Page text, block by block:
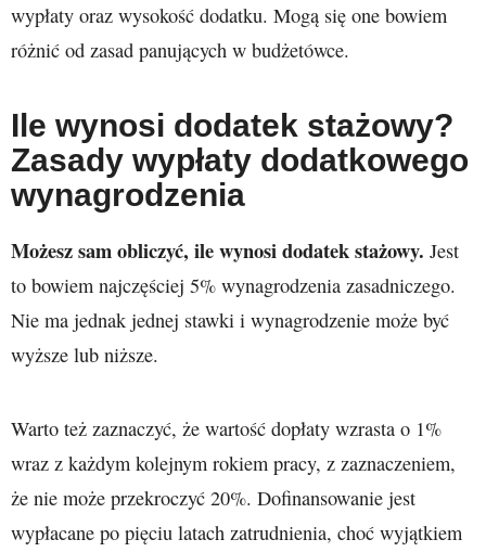
wypłaty oraz wysokość dodatku. Mogą się one bowiem
różnić od zasad panujących w budżetówce.
Ile wynosi dodatek stażowy?
Zasady wypłaty dodatkowego
wynagrodzenia
Możesz sam obliczyć, ile wynosi dodatek stażowy. Jest
to bowiem najczęściej 5% wynagrodzenia zasadniczego.
Nie ma jednak jednej stawki i wynagrodzenie może być
wyższe lub niższe.
Warto też zaznaczyć, że wartość dopłaty wzrasta o 1%
wraz z każdym kolejnym rokiem pracy, z zaznaczeniem,
że nie może przekroczyć 20%. Dofinansowanie jest
wypłacane po pięciu latach zatrudnienia, choć wyjątkiem